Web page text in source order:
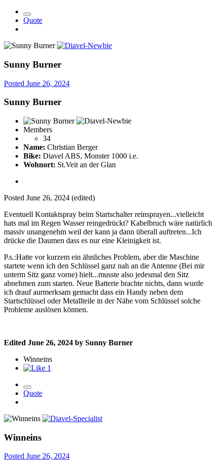
Quote
Sunny Burner
Posted June 26, 2024
Sunny Burner
Members
34
Name: Christian Berger
Bike: Diavel ABS, Monster 1000 i.e.
Wohnort: St.Veit an der Glan
Posted June 26, 2024 (edited)
Eventuell Kontaktspray beim Startschalter reinsprayen...vielleicht
hats mal im Regen Wasser reingedrückt? Kabelbruch wäre natürlich
massiv unangenehm weil der kann ja dann überall auftreten...Ich
drücke die Daumen dass es nur eine Kleinigkeit ist.
P.s.:Hatte vor kurzem ein ähnliches Problem, aber die Maschine
startete wenn ich den Schlüssel ganz nah an die Antenne (Bei mir
unterm Sitz ganz vorne) hielt...musste also jedesmal den Sitz
abnehmen zum starten. Neue Batterie brachte nichts, dann wurde
ich drauf aurmerksam gemacht dass ein Handy neben dem
Startschlüssel oder Metallteile in der Nähe vom Schlüssel solche
Probleme auslösen können.
Edited June 26, 2024 by Sunny Burner
Winneins
1
Quote
Winneins
Posted June 26, 2024